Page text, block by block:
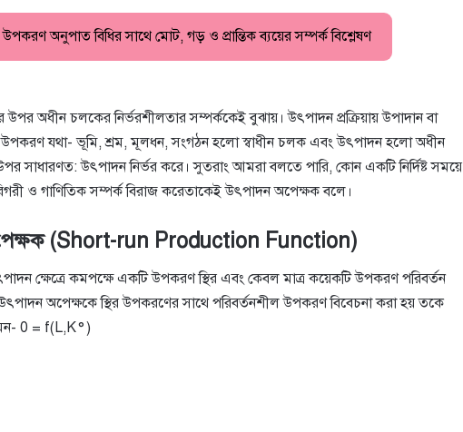
অনুপাত বিধির সাথে মােট, গড় ও প্রান্তিক ব্যয়ের সম্পর্ক বিশ্লেষণ
অধীন চলকের নির্ভরশীলতার সম্পর্ককেই বুঝায়। উৎপাদন প্রক্রিয়ায় উপাদান বা
উপকরণ যথা- ভূমি, শ্রম, মূলধন, সংগঠন হলো স্বাধীন চলক এবং উৎপাদন হলো অধীন
সাধারণত: উৎপাদন নির্ভর করে। সুতরাং আমরা বলতে পারি, কোন একটি নির্দিষ্ট সময়ে
ও গাণিতিক সম্পর্ক বিরাজ করেতাকেই উৎপাদন অপেক্ষক বলে।
(Short-run Production Function)
ক্ষেত্রে কমপক্ষে একটি উপকরণ স্থির এবং কেবল মাত্র কয়েকটি উপকরণ পরিবর্তন
অপেক্ষকে স্থির উপকরণের সাথে পরিবর্তনশীল উপকরণ বিবেচনা করা হয় তকে
0 = f(L,K°)